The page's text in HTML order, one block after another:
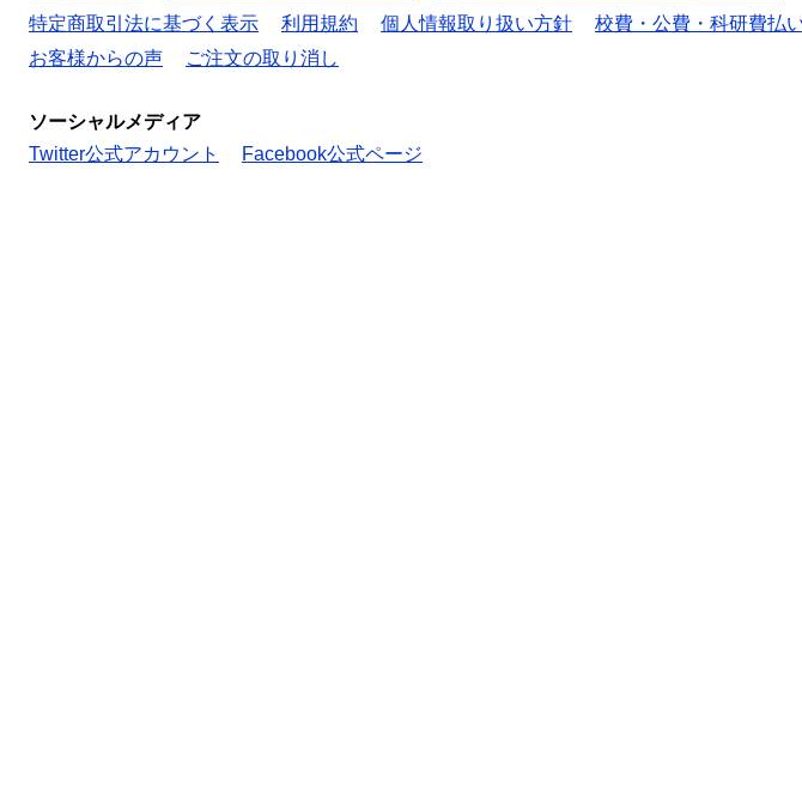
特定商取引法に基づく表示
利用規約 個人情報取り扱い方針 校費・公費・科研費払
お客様からの声
ご注文の取り消し
ソーシャルメディア
Twitter公式アカウント
Facebook公式ページ